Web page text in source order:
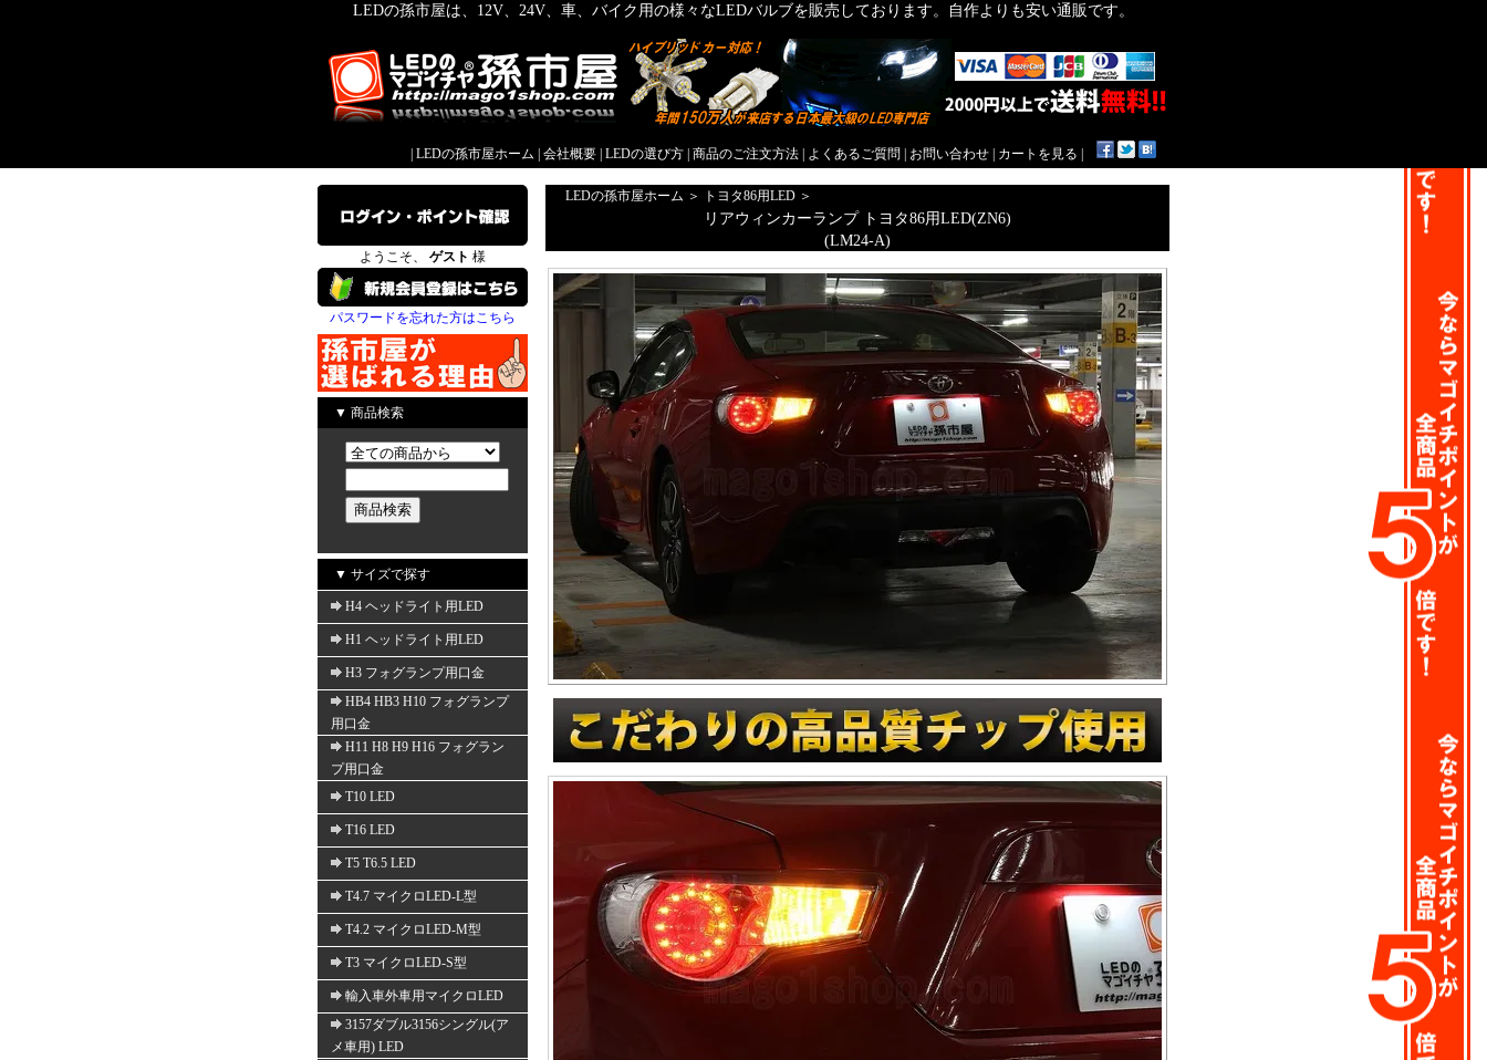
LEDの孫市屋は、12V、24V、車、バイク用の様々なLEDバルブを販売しております。自作よりも安い通販です。
LEDの孫市屋ホーム 会社概要 LEDの選び方 商品のご注文方法 よくあるご質問 お問い合わせ カートを見る
ようこそ、 ゲスト 様
パスワードを忘れた方はこちら
▼ 商品検索
▼ サイズで探す
H4 ヘッドライト用LED
H1 ヘッドライト用LED
H3 フォグランプ用口金
HB4 HB3 H10 フォグランプ
用口金
H11 H8 H9 H16 フォグラン
プ用口金
T10 LED
T16 LED
T5 T6.5 LED
T4.7 マイクロLED-L型
T4.2 マイクロLED-M型
T3 マイクロLED-S型
輸入車外車用マイクロLED
3157ダブル3156シングル(ア
メ車用) LED
LEDの孫市屋ホーム ＞ トヨタ86用LED ＞
リアウィンカーランプ トヨタ86用LED(ZN6)
(LM24-A)